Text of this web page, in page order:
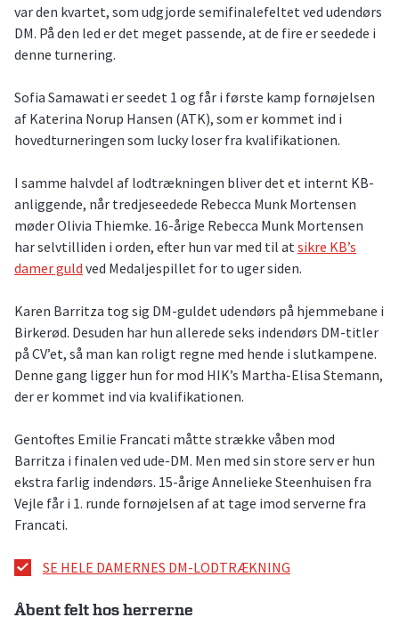
var den kvartet, som udgjorde semifinalefeltet ved udendørs
DM. På den led er det meget passende, at de fire er seedede i
denne turnering.
Sofia Samawati er seedet 1 og får i første kamp fornøjelsen
af Katerina Norup Hansen (ATK), som er kommet ind i
hovedturneringen som lucky loser fra kvalifikationen.
I samme halvdel af lodtrækningen bliver det et internt KB-
anliggende, når tredjeseedede Rebecca Munk Mortensen
møder Olivia Thiemke. 16-årige Rebecca Munk Mortensen
har selvtilliden i orden, efter hun var med til at sikre KB’s
damer guld ved Medaljespillet for to uger siden.
Karen Barritza tog sig DM-guldet udendørs på hjemmebane i
Birkerød. Desuden har hun allerede seks indendørs DM-titler
på CV’et, så man kan roligt regne med hende i slutkampene.
Denne gang ligger hun for mod HIK’s Martha-Elisa Stemann,
der er kommet ind via kvalifikationen.
Gentoftes Emilie Francati måtte strække våben mod
Barritza i finalen ved ude-DM. Men med sin store serv er hun
ekstra farlig indendørs. 15-årige Annelieke Steenhuisen fra
Vejle får i 1. runde fornøjelsen af at tage imod serverne fra
Francati.
SE HELE DAMERNES DM-LODTRÆKNING
Åbent felt hos herrerne